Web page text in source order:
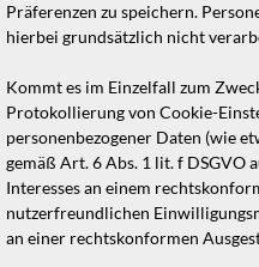
Präferenzen zu speichern.
hierbei grundsätzlich nicht
Kommt es im Einzelfall zum
Protokollierung von Cookie-
personenbezogener Daten (wie
gemäß Art. 6 Abs. 1 lit. f DSGVO
Interesses an einem
nutzerfreundlichen
an einer rechtskonformen